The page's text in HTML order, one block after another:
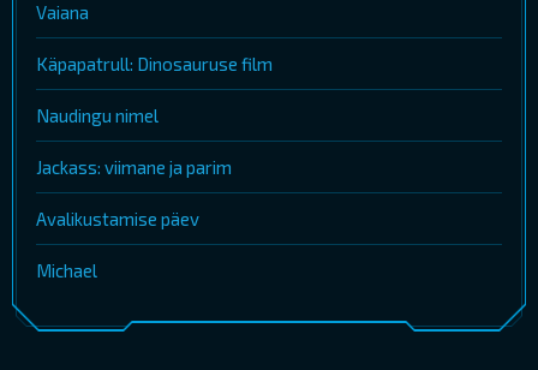
Vaiana
Käpapatrull: Dinosauruse film
Naudingu nimel
Jackass: viimane ja parim
Avalikustamise päev
Michael